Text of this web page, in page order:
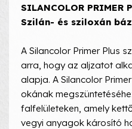
SILANCOLOR PRIMER
Szilán- és sziloxán
A Silancolor Primer Plus
arra, hogy az aljzatot
alapja. A Silancolor
okának
falfelületeken, amely
vegyi anyagok károsító